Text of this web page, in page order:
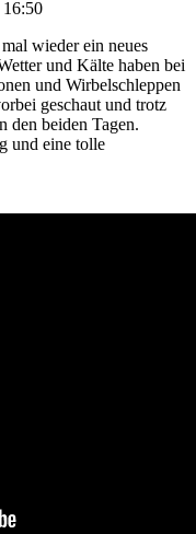
16:50
wieder ein neues
und Kälte haben bei
und Wirbelschleppen
geschaut und trotz
den beiden Tagen.
und eine tolle